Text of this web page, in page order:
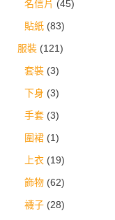
名信片 (45)
貼紙 (83)
服裝 (121)
套裝 (3)
下身 (3)
手套 (3)
圍裙 (1)
上衣 (19)
飾物 (62)
襪子 (28)